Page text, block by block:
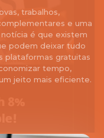
trabalhos,
e uma
é que existem
podem deixar tudo
plataformas gratuitas
tempo,
jeito mais eficiente.